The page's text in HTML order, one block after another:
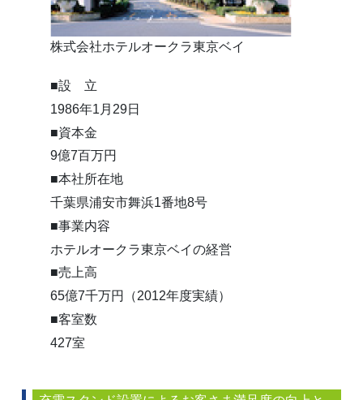
株式会社ホテルオークラ東京ベイ
■設 立
1986年1月29日
■資本金
9億7百万円
■本社所在地
千葉県浦安市舞浜1番地8号
■事業内容
ホテルオークラ東京ベイの経営
■売上高
65億7千万円（2012年度実績）
■客室数
427室